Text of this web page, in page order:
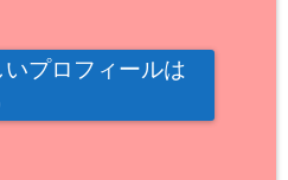
いプロフィールは